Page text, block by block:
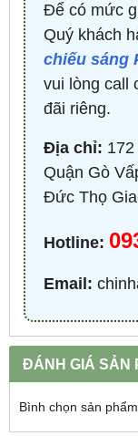
Để có mức
Quý khách
chiếu sáng
vui lòng call
đãi riêng.
Địa chỉ:
Quận Gò
Đức Thọ
Hotline:
Email:
ĐÁNH GIÁ SẢN
Bình chọn sản